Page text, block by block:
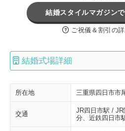
結婚スタイルマガジン
ご祝儀＆割引の
結婚式場詳細
所在地 三重県四日市市
交通
JR四日市駅 /
分、近鉄四日市